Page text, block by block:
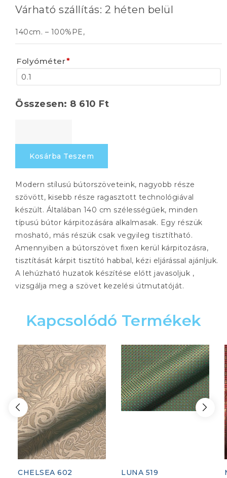
Várható szállítás: 2 héten belül
140cm. – 100%PE,
Folyóméter*
Összesen: 8 610 Ft
Kosárba Teszem
Modern stílusú bútorszöveteink, nagyobb része
szövött, kisebb része ragasztott technológiával
készült. Általában 140 cm szélességűek, minden
típusú bútor kárpitozására alkalmasak. Egy részük
mosható, más részük csak vegyileg tisztítható.
Amennyiben a bútorszövet fixen kerül kárpitozásra,
tisztítását kárpit tisztító habbal, kézi eljárással ajánljuk.
A lehúzható huzatok készítése előtt javasoljuk ,
vizsgálja meg a szövet kezelési útmutatóját.
Kapcsolódó Termékek
CHELSEA 602 LUNA 519